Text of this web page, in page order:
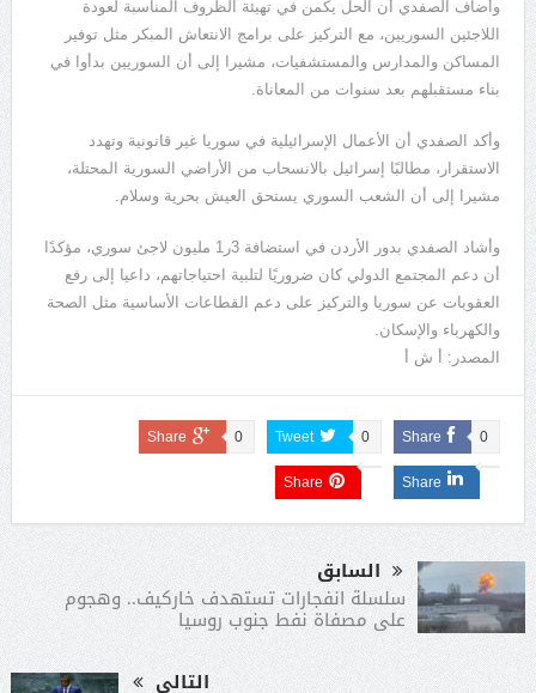
وأضاف الصفدي أن الحل يكمن في تهيئة الظروف المناسبة لعودة
اللاجئين السوريين، مع التركيز على برامج الانتعاش المبكر مثل توفير
المساكن والمدارس والمستشفيات، مشيرا إلى أن السوريين بدأوا في
بناء مستقبلهم بعد سنوات من المعاناة.
وأكد الصفدي أن الأعمال الإسرائيلية في سوريا غير قانونية وتهدد
الاستقرار، مطالبًا إسرائيل بالانسحاب من الأراضي السورية المحتلة،
مشيرا إلى أن الشعب السوري يستحق العيش بحرية وسلام.
وأشاد الصفدي بدور الأردن في استضافة 3ر1 مليون لاجئ سوري، مؤكدًا
أن دعم المجتمع الدولي كان ضروريًا لتلبية احتياجاتهم، داعيا إلى رفع
العقوبات عن سوريا والتركيز على دعم القطاعات الأساسية مثل الصحة
والكهرباء والإسكان.
المصدر: أ ش أ
Share 0
Tweet 0
Share 0
Share
Share
السابق
سلسلة انفجارات تستهدف خاركيف.. وهجوم
على مصفاة نفط جنوب روسيا
التالى